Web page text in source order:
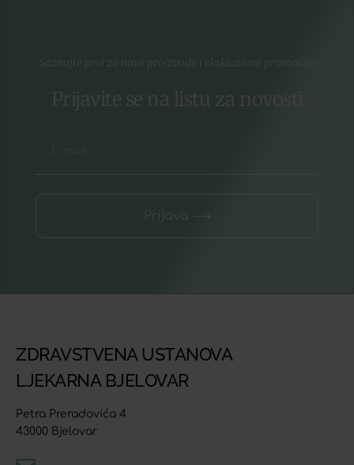
Saznajte prvi za nove proizvode i ekskluzivne promocije
Prijavite se na listu za novosti
Prijava ⟶
ZDRAVSTVENA USTANOVA
LJEKARNA BJELOVAR
Petra Preradovića 4
43000 Bjelovar